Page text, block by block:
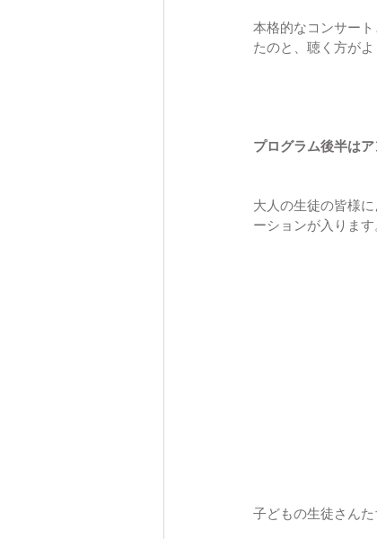
本格的なコンサー
たのと、聴く方が
プログラム後半はア
大人の生徒の皆様に
ーションが入ります
子どもの生徒さんた